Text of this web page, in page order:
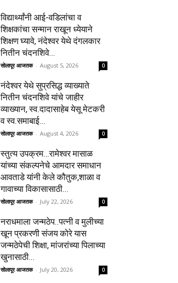
विद्यार्थ्यांनी आई-वडिलांचा व
शिक्षकांचा सन्मान राखून ध्येयाने
शिक्षण घ्यावे, नंदेश्वर येथे दंगलकार
नितीन चंदनशिवे...
सोलापूर आजतक - August 5, 2026 0
नंदेश्वर येथे सुप्रसिद्ध व्याख्याते
नितीन चंदनशिवे यांचे जाहीर
व्याख्यान, स्व.दादासाहेब येसू मेटकरी
व स्व.समाबाई...
सोलापूर आजतक - August 4, 2026 0
स्तुत्य उपक्रम…रामेश्वर मासाळ
यांच्या संकल्पनेचे आमदार समाधान
आवताडे यांनी केले कौतुक,शाळा व
गावाच्या विकासासाठी...
सोलापूर आजतक - July 22, 2026 0
नराधमाला जन्मठेप..पत्नी व मुलीच्या
खून प्रकरणी संजय कोरे यास
जन्मठेपेची शिक्षा, मांजरांच्या पिलाच्या
खुनासाठी...
सोलापूर आजतक - July 20, 2026 0